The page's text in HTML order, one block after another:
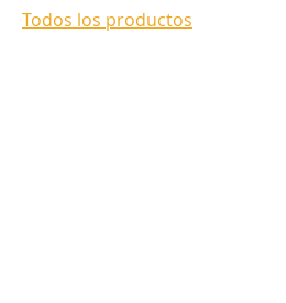
Todos los productos